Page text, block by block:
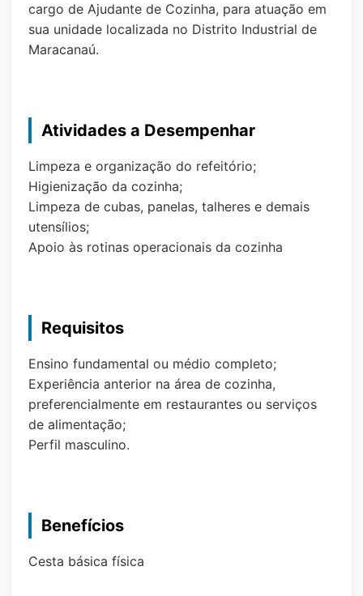
cargo de Ajudante de Cozinha, para atuação em
sua unidade localizada no Distrito Industrial de
Maracanaú.
Atividades a Desempenhar
Limpeza e organização do refeitório;
Higienização da cozinha;
Limpeza de cubas, panelas, talheres e demais
utensílios;
Apoio às rotinas operacionais da cozinha
Requisitos
Ensino fundamental ou médio completo;
Experiência anterior na área de cozinha,
preferencialmente em restaurantes ou serviços
de alimentação;
Perfil masculino.
Benefícios
Cesta básica física